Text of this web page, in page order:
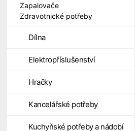
Zapalovače
Zdravotnické potřeby
Dílna
Elektropříslušenství
Hračky
Kancelářské potřeby
Kuchyňské potřeby a nádobí